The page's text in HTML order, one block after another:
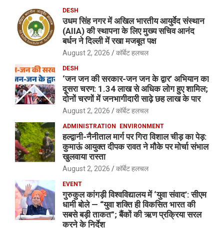
DESH
उधम सिंह नगर में अखिल भारतीय आयुर्वेद संस्थान
(AIIA) की स्थापना के लिए मुख्य सचिव आनंद
बर्धन ने दिल्ली में रखा मजबूत पक्ष
August 2, 2026 कॉर्बेट हलचल
DESH
‘जन जन की सरकार-जन जन के द्वार’ अभियान का
दूसरा चरण: 1.34 लाख से अधिक लोग हुए शामिल;
दोनों चरणों में जनभागीदारी साढ़े छह लाख के पार
August 2, 2026 कॉर्बेट हलचल
ADMINISTRATION ENVIRONMENT
हल्द्वानी-नैनीताल मार्ग पर गिरा विशाल चीड़ का पेड़:
कुमाऊं आयुक्त दीपक रावत ने मौके पर मोर्चा संभाल
खुलवाया रास्ता
August 2, 2026 कॉर्बेट हलचल
EVENT
गुरुकुल कांगड़ी विश्वविद्यालय में ‘युवा संवाद’: सीएम
धामी बोले — “युवा शक्ति ही विकसित भारत की
सबसे बड़ी ताकत”; बैंकों की ऋण प्रक्रिया सरल
करने के निर्देश